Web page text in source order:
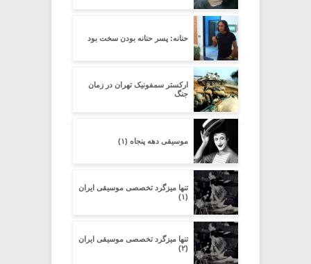
حنانه: پسر حنانه بودن سخت بود
ارکستر سمفونیک تهران در زمان
جنگ
موسیقی دهه پنجاه (۱)
تنها میزگرد تخصصی موسیقی ایران
(۱)
تنها میزگرد تخصصی موسیقی ایران
(۲)